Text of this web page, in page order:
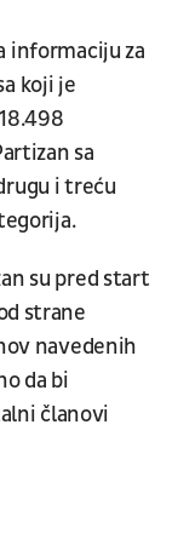
informaciju za
koji je
sa
i treću
su pred start
strane
navedenih
da bi
članovi